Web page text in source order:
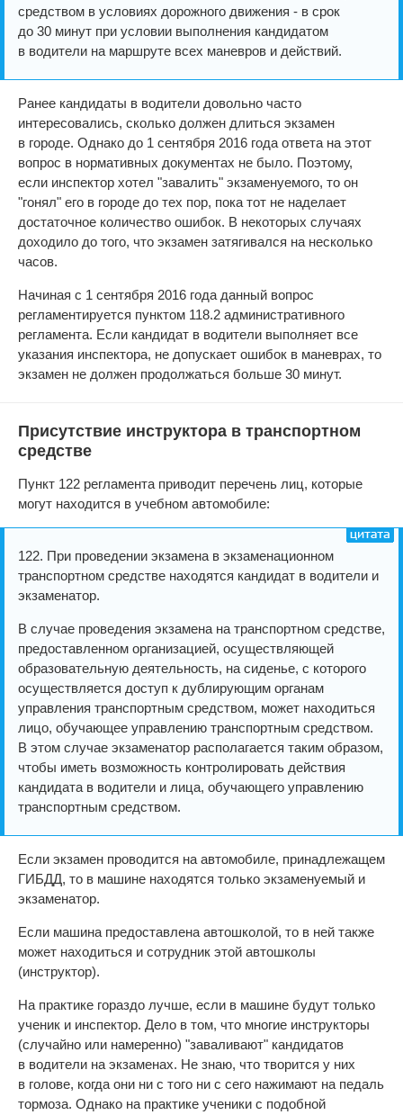
средством в условиях дорожного движения - в срок
до 30 минут при условии выполнения кандидатом
в водители на маршруте всех маневров и действий.
Ранее кандидаты в водители довольно часто
интересовались, сколько должен длиться экзамен
в городе. Однако до 1 сентября 2016 года ответа на этот
вопрос в нормативных документах не было. Поэтому,
если инспектор хотел "завалить" экзаменуемого, то он
"гонял" его в городе до тех пор, пока тот не наделает
достаточное количество ошибок. В некоторых случаях
доходило до того, что экзамен затягивался на несколько
часов.
Начиная с 1 сентября 2016 года данный вопрос
регламентируется пунктом 118.2 административного
регламента. Если кандидат в водители выполняет все
указания инспектора, не допускает ошибок в маневрах, то
экзамен не должен продолжаться больше 30 минут.
Присутствие инструктора в транспортном
средстве
Пункт 122 регламента приводит перечень лиц, которые
могут находится в учебном автомобиле:
122. При проведении экзамена в экзаменационном
транспортном средстве находятся кандидат в водители и
экзаменатор.
В случае проведения экзамена на транспортном средстве,
предоставленном организацией, осуществляющей
образовательную деятельность, на сиденье, с которого
осуществляется доступ к дублирующим органам
управления транспортным средством, может находиться
лицо, обучающее управлению транспортным средством.
В этом случае экзаменатор располагается таким образом,
чтобы иметь возможность контролировать действия
кандидата в водители и лица, обучающего управлению
транспортным средством.
Если экзамен проводится на автомобиле, принадлежащем
ГИБДД, то в машине находятся только экзаменуемый и
экзаменатор.
Если машина предоставлена автошколой, то в ней также
может находиться и сотрудник этой автошколы
(инструктор).
На практике гораздо лучше, если в машине будут только
ученик и инспектор. Дело в том, что многие инструкторы
(случайно или намеренно) "заваливают" кандидатов
в водители на экзаменах. Не знаю, что творится у них
в голове, когда они ни с того ни с сего нажимают на педаль
тормоза. Однако на практике ученики с подобной